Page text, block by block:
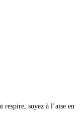
respire, soyez à l’aise en